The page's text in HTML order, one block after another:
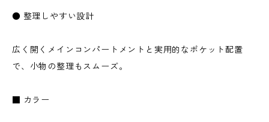
● 整理しやすい設計
広く開くメインコンパートメントと実用的なポケット配置
で、小物の整理もスムーズ。
■ カラー